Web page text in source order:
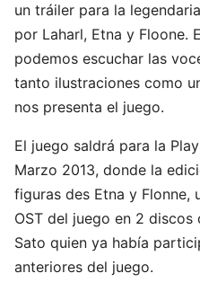
un tráiler para la
por Laharl, Etna y Floone.
podemos escuchar las
tanto ilustraciones como
nos presenta el juego.
El juego saldrá para la
Marzo 2013, donde la
figuras des Etna y Flonne,
OST del juego en 2
Sato quien ya había
anteriores del juego.